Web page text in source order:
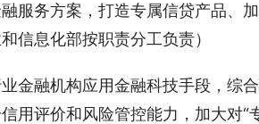
服务方案，打造专属信贷产品、
信息化部按职责分工负责）
业金融机构应用金融科技手段，综
用评价和风险管控能力，加大对“